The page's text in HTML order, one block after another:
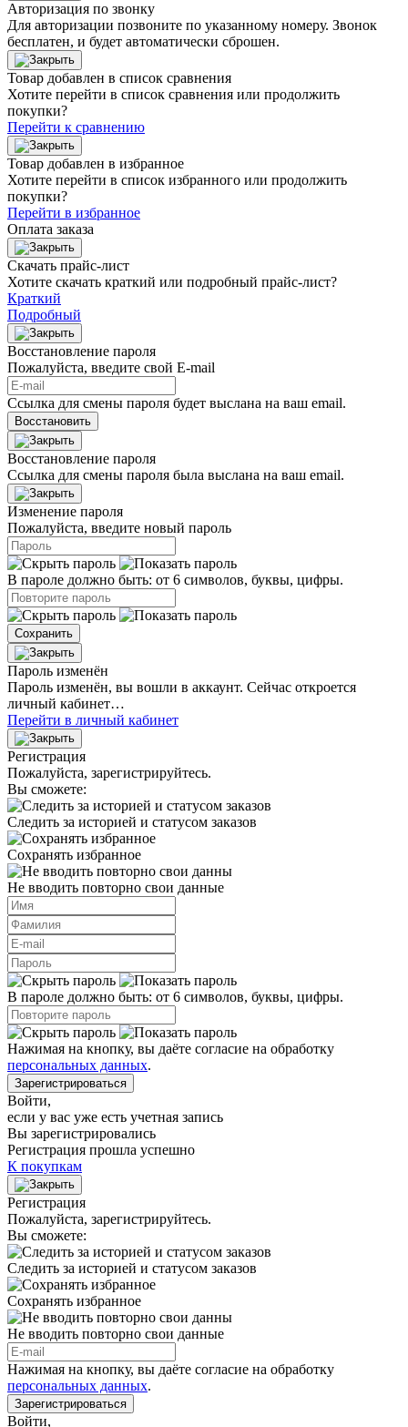
Авторизация по звонку
Для авторизации позвоните по указанному номеру. Звонок
бесплатен, и будет автоматически сброшен.
Товар добавлен в список сравнения
Хотите перейти в список сравнения или продолжить
покупки?
Перейти к сравнению
Товар добавлен в избранное
Хотите перейти в список избранного или продолжить
покупки?
Перейти в избранное
Оплата заказа
Скачать прайс-лист
Хотите скачать краткий или подробный прайс-лист?
Краткий
Подробный
Восстановление пароля
Пожалуйста, введите свой E‑mail
Ссылка для смены пароля будет выслана на ваш email.
Восстановить
Восстановление пароля
Ссылка для смены пароля была выслана на ваш email.
Изменение пароля
Пожалуйста, введите новый пароль
В пароле должно быть: от 6 символов, буквы, цифры.
Сохранить
Пароль изменён
Пароль изменён, вы вошли в аккаунт. Сейчас откроется
личный кабинет…
Перейти в личный кабинет
Регистрация
Пожалуйста, зарегистрируйтесь.
Вы сможете:
Следить за историей и статусом заказов
Сохранять избранное
Не вводить повторно свои данные
В пароле должно быть: от 6 символов, буквы, цифры.
Нажимая на кнопку, вы даёте согласие на обработку
персональных данных.
Зарегистрироваться
Войти,
если у вас уже есть учетная запись
Вы зарегистрировались
Регистрация прошла успешно
К покупкам
Регистрация
Пожалуйста, зарегистрируйтесь.
Вы сможете:
Следить за историей и статусом заказов
Сохранять избранное
Не вводить повторно свои данные
Нажимая на кнопку, вы даёте согласие на обработку
персональных данных.
Зарегистрироваться
Войти,